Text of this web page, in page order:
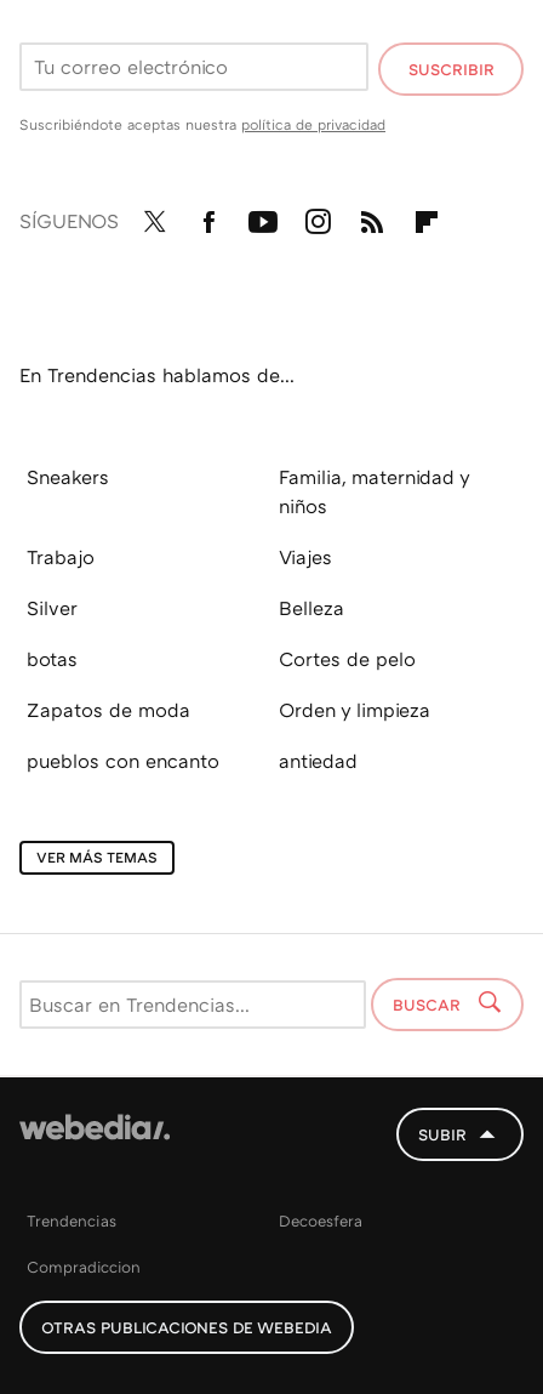
SUSCRIBIR
Suscribiéndote aceptas nuestra política de privacidad
SÍGUENOS
En Trendencias hablamos de...
Sneakers
Familia, maternidad y
niños
Trabajo Viajes
Silver Belleza
botas Cortes de pelo
Zapatos de moda Orden y limpieza
pueblos con encanto antiedad
VER MÁS TEMAS
BUSCAR
SUBIR
Trendencias Decoesfera
Compradiccion
OTRAS PUBLICACIONES DE WEBEDIA